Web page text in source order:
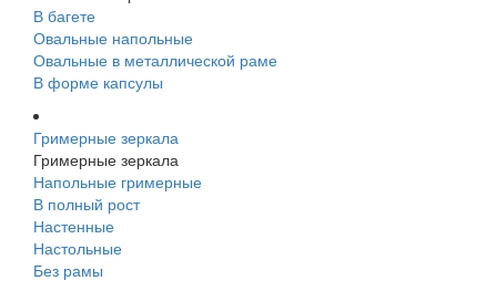
В багете
Овальные напольные
Овальные в металлической раме
В форме капсулы
Гримерные зеркала
Гримерные зеркала
Напольные гримерные
В полный рост
Настенные
Настольные
Без рамы